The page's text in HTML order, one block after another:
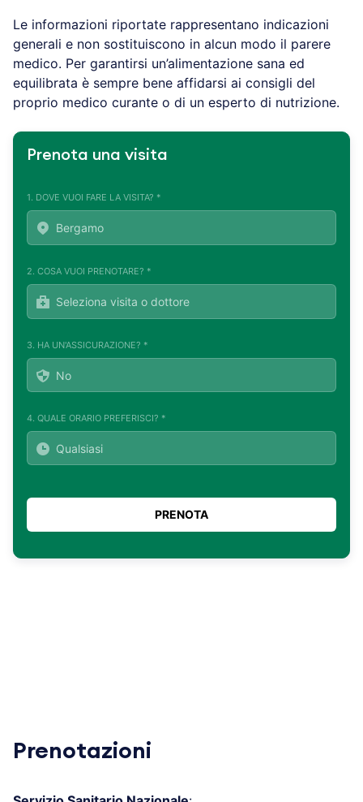
Le informazioni riportate rappresentano indicazioni
generali e non sostituiscono in alcun modo il parere
medico. Per garantirsi un’alimentazione sana ed
equilibrata è sempre bene affidarsi ai consigli del
proprio medico curante o di un esperto di nutrizione.
Prenota una visita
1. DOVE VUOI FARE LA VISITA? *
2. COSA VUOI PRENOTARE? *
3. HA UN'ASSICURAZIONE? *
4. QUALE ORARIO PREFERISCI? *
Prenotazioni